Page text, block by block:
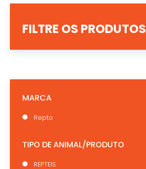
FILTRE OS PRODUTOS
MARCA
Repto
TIPO DE ANIMAL/PRODUTO
REPTEIS